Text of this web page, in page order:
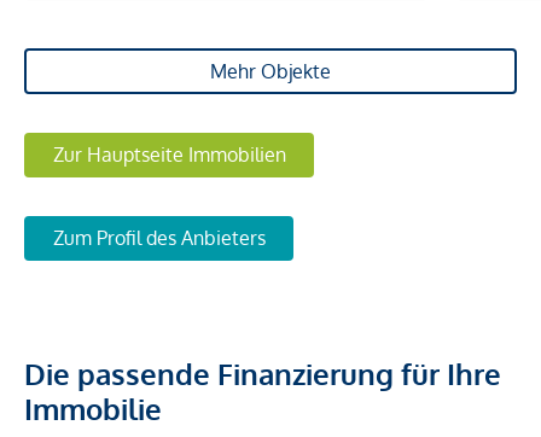
Mehr Objekte
Zur Hauptseite Immobilien
Zum Profil des Anbieters
Die passende Finanzierung für Ihre
Immobilie